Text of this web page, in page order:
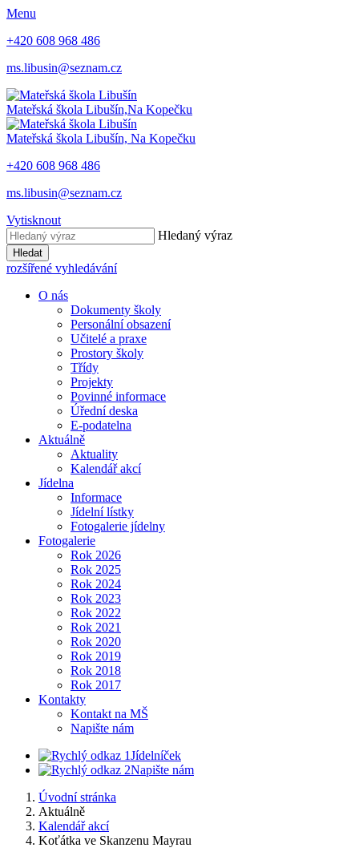
Menu
+420 608 968 486
ms.libusin@seznam.cz
Mateřská škola Libušín,Na Kopečku
Mateřská škola Libušín, Na Kopečku
+420 608 968 486
ms.libusin@seznam.cz
Vytisknout
Hledaný výraz
Hledat
rozšířené vyhledávání
O nás
Dokumenty školy
Personální obsazení
Učitelé a praxe
Prostory školy
Třídy
Projekty
Povinné informace
Úřední deska
E-podatelna
Aktuálně
Aktuality
Kalendář akcí
Jídelna
Informace
Jídelní lístky
Fotogalerie jídelny
Fotogalerie
Rok 2026
Rok 2025
Rok 2024
Rok 2023
Rok 2022
Rok 2021
Rok 2020
Rok 2019
Rok 2018
Rok 2017
Kontakty
Kontakt na MŠ
Napište nám
Jídelníček
Napište nám
Úvodní stránka
Aktuálně
Kalendář akcí
Koťátka ve Skanzenu Mayrau